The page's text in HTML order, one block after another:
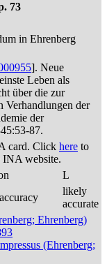
73
in Ehrenberg
]. Neue
Leben als
über die zur
Verhandlungen der
der
87.
card. Click here to
INA website.
L
likely
accurate
Ehrenberg)
(Ehrenberg;